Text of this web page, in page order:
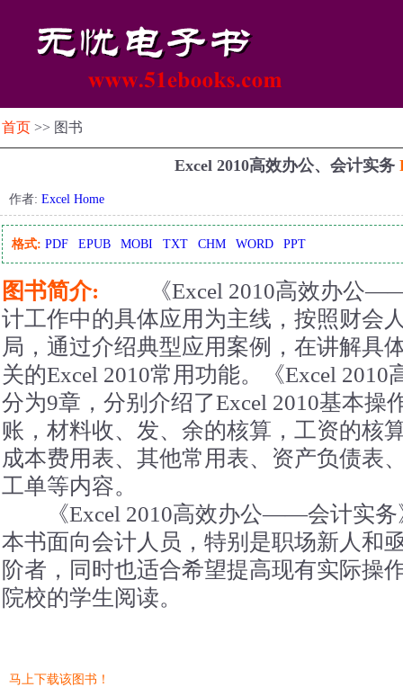
首页 >> 图书
Excel 2010高效办公、会计实务
作者: Excel Home
格式: PDF EPUB MOBI TXT CHM WORD PPT
图书简介: 《Excel 2010高效办公——
计工作中的具体应用为主线，按照财会
局，通过介绍典型应用案例，在讲解具
关的Excel 2010常用功能。《Excel
分为9章，分别介绍了Excel 2010基本操
账，材料收、发、余的核算，工资的核
成本费用表、其他常用表、资产负债表
工单等内容。
《Excel 2010高效办公——会计实务
本书面向会计人员，特别是职场新人和
阶者，同时也适合希望提高现有实际操
院校的学生阅读。
马上下载该图书！